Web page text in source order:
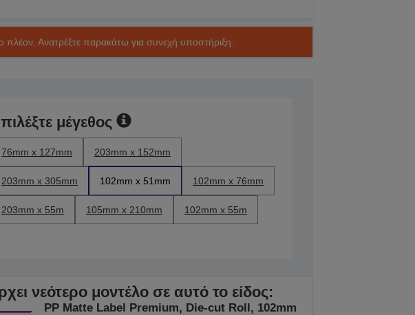
πλέον. Ανατρέξτε παρακάτω για συνεχή υποστήριξη.
μέγεθος
76mm x 127mm 203mm x 152mm
203mm x 305mm 102mm x 51mm 102mm x 76mm
203mm x 55m 105mm x 210mm 102mm x 55m
νεότερο μοντέλο σε αυτό το είδος:
PP Matte Label Premium, Die-cut Roll, 102mm